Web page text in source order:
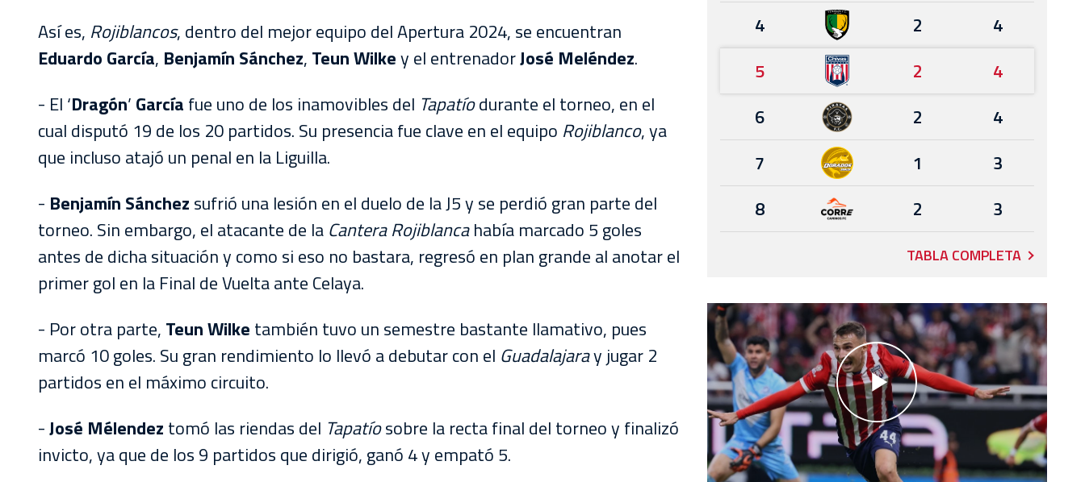
Así es, Rojiblancos, dentro del mejor equipo del Apertura 2024, se encuentran
Eduardo García, Benjamín Sánchez, Teun Wilkey el entrenadorJosé Meléndez.
- El ‘Dragón’ García fue uno de los inamovibles del Tapatíodurante el torneo, en el
cual disputó 19 de los 20 partidos. Su presencia fue clave en el equipo Rojiblanco, ya
que incluso atajó un penal en la Liguilla.
- Benjamín Sánchez sufrió una lesión en el duelo de la J5 y se perdió gran parte del
torneo. Sin embargo, el atacante de la Cantera Rojiblancahabía marcado 5 goles
antes de dicha situación y como si eso no bastara, regresó en plan grande al anotar el
primer gol en la Final de Vuelta ante Celaya.
- Por otra parte, Teun Wilke también tuvo un semestre bastante llamativo, pues
marcó 10 goles. Su gran rendimiento lo llevó a debutar con el Guadalajaray jugar 2
partidos en el máximo circuito.
-José Mélendez tomó las riendas del Tapatíosobre la recta final del torneo y finalizó
invicto, ya que de los 9 partidos que dirigió, ganó 4 y empató 5.
4 2
4
5
2
4
6
2
4
7
1
3
8
2 3
TABLA COMPLETA